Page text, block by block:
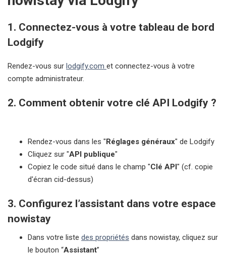
1. Connectez-vous à votre tableau de bord
Lodgify
Rendez-vous sur lodgify.com et connectez-vous à votre
compte administrateur.
2. Comment obtenir votre clé API Lodgify ?
Rendez-vous dans les "Réglages généraux" de Lodgify
Cliquez sur "API publique"
Copiez le code situé dans le champ "Clé API" (cf. copie
d'écran cid-dessus)
3. Configurez l’assistant dans votre espace
nowistay
Dans votre liste des propriétés dans nowistay, cliquez sur
le bouton “Assistant”